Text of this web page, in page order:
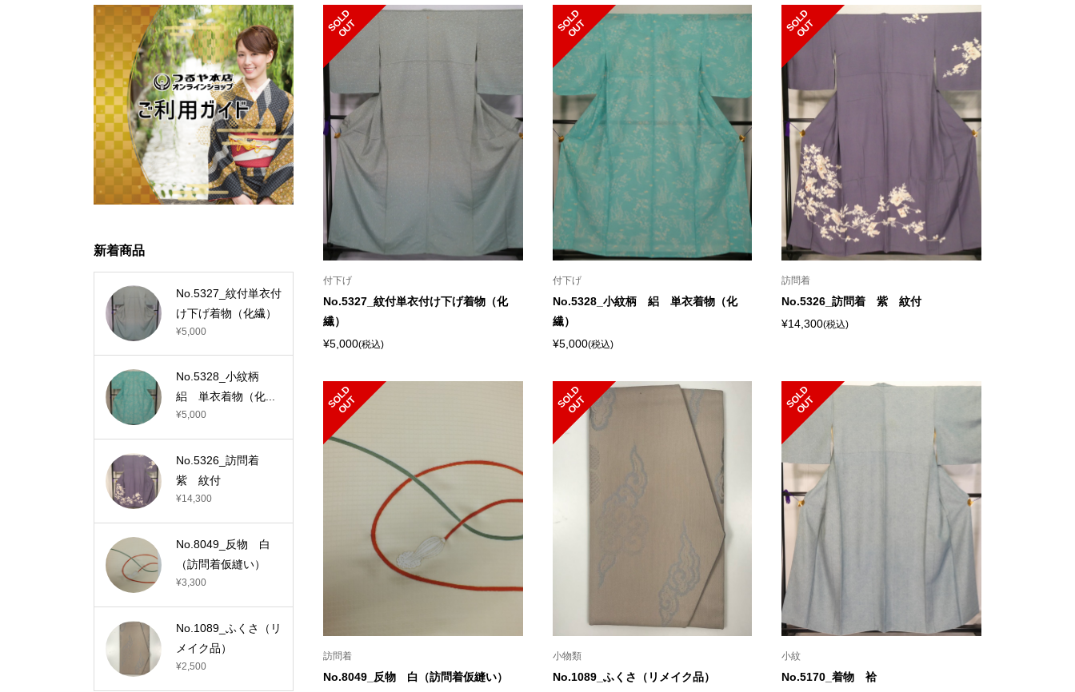
S
O
L
D
O
U
T
付下げ
No.5327_紋付単衣付け下げ着物（化
繊）
¥5,000(税込)
S
O
L
D
O
U
T
付下げ
No.5328_小紋柄 絽 単衣着物（化
繊）
¥5,000(税込)
S
O
L
D
O
U
T
訪問着
No.5326_訪問着 紫 紋付
¥14,300(税込)
S
O
L
D
O
U
T
訪問着
No.8049_反物 白（訪問着仮縫い）
S
O
L
D
O
U
T
小物類
No.1089_ふくさ（リメイク品）
S
O
L
D
O
U
T
小紋
No.5170_着物 袷
新着商品
No.5327_紋付単衣付
け下げ着物（化繊）
¥5,000
No.5328_小紋柄
絽 単衣着物（化...
¥5,000
No.5326_訪問着
紫 紋付
¥14,300
No.8049_反物 白
（訪問着仮縫い）
¥3,300
No.1089_ふくさ（リ
メイク品）
¥2,500